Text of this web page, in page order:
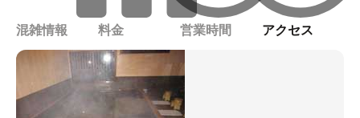
混雑情報 料金 営業時間 アクセス